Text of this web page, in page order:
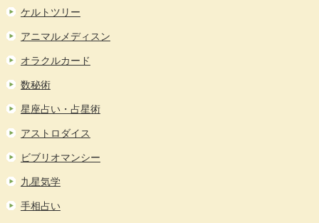
ケルトツリー
アニマルメディスン
オラクルカード
数秘術
星座占い・占星術
アストロダイス
ビブリオマンシー
九星気学
手相占い